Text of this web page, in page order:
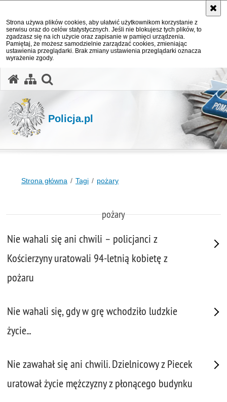
Strona używa plików cookies, aby ułatwić użytkownikom korzystanie z
serwisu oraz do celów statystycznych. Jeśli nie blokujesz tych plików, to
zgadzasz się na ich użycie oraz zapisanie w pamięci urządzenia.
Pamiętaj, że możesz samodzielnie zarządzać cookies, zmieniając
ustawienia przeglądarki. Brak zmiany ustawienia przeglądarki oznacza
wyrażenie zgody.
Policja.pl
Strona główna Tagi pożary
pożary
Nie wahali się ani chwili – policjanci z
Kościerzyny uratowali 94-letnią kobietę z
pożaru
Nie wahali się, gdy w grę wchodziło ludzkie
życie...
Nie zawahał się ani chwili. Dzielnicowy z Piecek
uratował życie mężczyzny z płonącego budynku